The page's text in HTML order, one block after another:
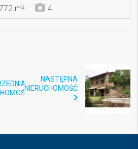
m² 4
NASTĘPNA
NIERUCHOMOŚĆ